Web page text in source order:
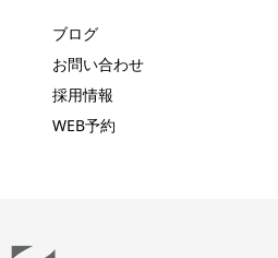
ブログ
お問い合わせ
採用情報
WEB予約